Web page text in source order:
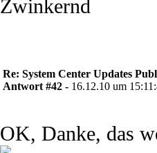
Re: System Center Updates
Antwort #42 - 16.12.10 um
OK, Danke, das